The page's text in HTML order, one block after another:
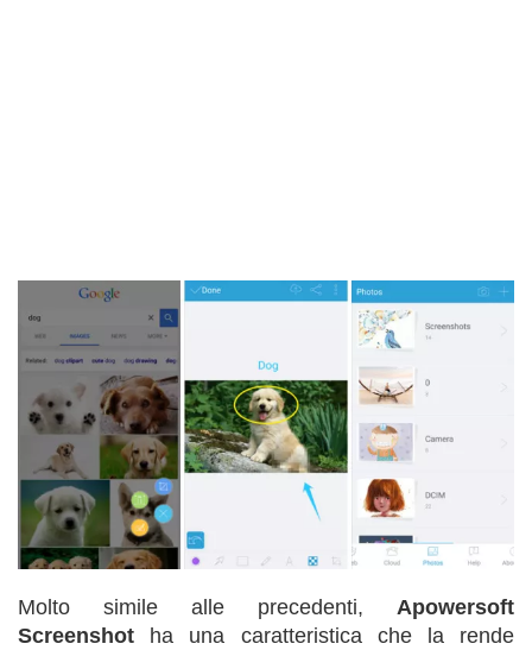
Molto simile alle precedenti, Apowersoft
Screenshot ha una caratteristica che la rende